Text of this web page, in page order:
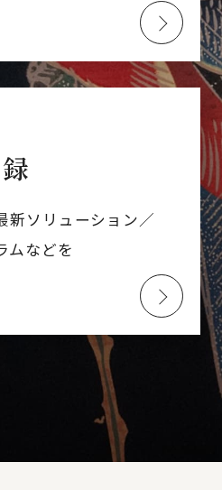
新ソリューション／
ムなどを